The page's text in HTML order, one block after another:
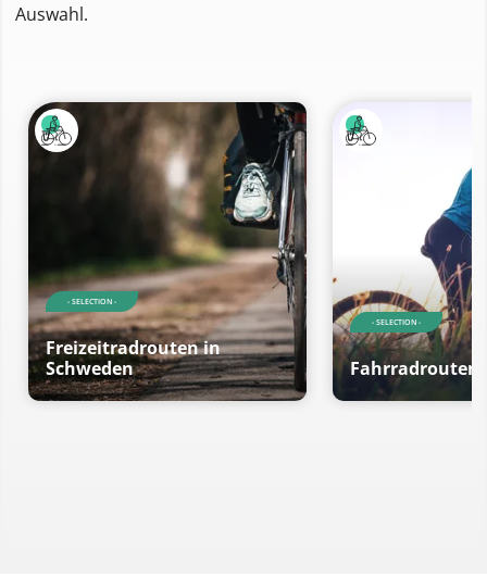
Auswahl.
- SELECTION -
Freizeitradrouten in
Schweden
- SELECTION -
Fahrradrouten